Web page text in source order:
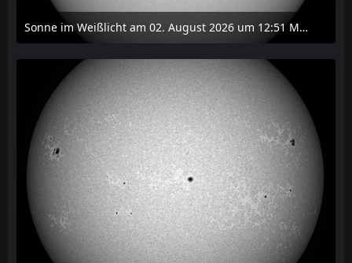
Sonne im Weißlicht am 02. August 2026 um 12:51 MESZ
2. August 2026 um 16:37